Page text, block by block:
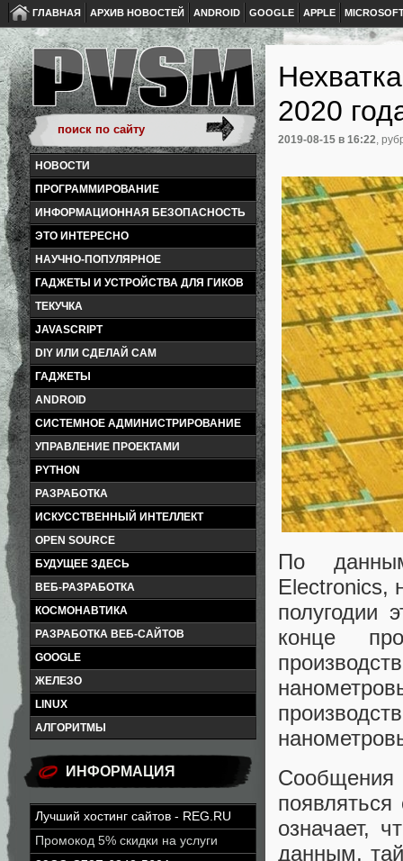
ГЛАВНАЯ АРХИВ НОВОСТЕЙ ANDROID GOOGLE APPLE
НОВОСТИ
ПРОГРАММИРОВАНИЕ
ИНФОРМАЦИОННАЯ БЕЗОПАСНОСТЬ
ЭТО ИНТЕРЕСНО
НАУЧНО-ПОПУЛЯРНОЕ
ГАДЖЕТЫ И УСТРОЙСТВА ДЛЯ ГИКОВ
ТЕКУЧКА
JAVASCRIPT
DIY ИЛИ СДЕЛАЙ САМ
ГАДЖЕТЫ
ANDROID
СИСТЕМНОЕ АДМИНИСТРИРОВАНИЕ
УПРАВЛЕНИЕ ПРОЕКТАМИ
PYTHON
РАЗРАБОТКА
ИСКУССТВЕННЫЙ ИНТЕЛЛЕКТ
OPEN SOURCE
БУДУЩЕЕ ЗДЕСЬ
ВЕБ-РАЗРАБОТКА
КОСМОНАВТИКА
РАЗРАБОТКА ВЕБ-САЙТОВ
GOOGLE
ЖЕЛЕЗО
LINUX
АЛГОРИТМЫ
ИНФОРМАЦИЯ
Лучший хостинг сайтов - REG.RU
Промокод 5% скидки на услуги
2020
2019-08-15 в 16:22,
По данным
Electronics,
полугодии
конце
Сообщения
означает,
данным,